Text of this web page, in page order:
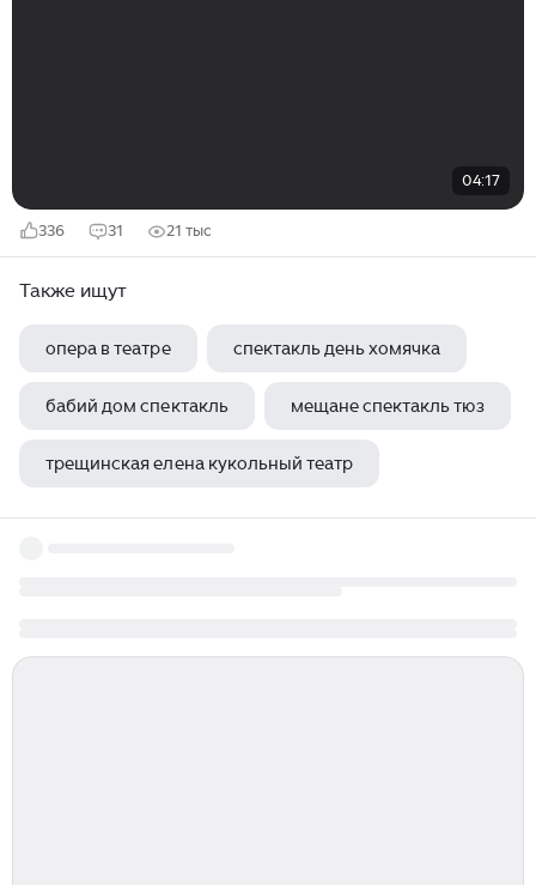
04:17
336 31 21 тыс
Также ищут
опера в театре спектакль день хомячка
бабий дом спектакль мещане спектакль тюз
трещинская елена кукольный театр